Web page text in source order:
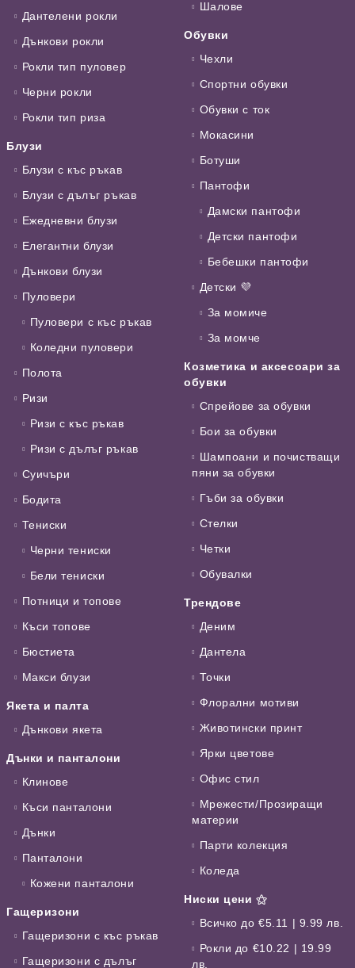
Дантелени рокли
Дънкови рокли
Рокли тип пуловер
Черни рокли
Рокли тип риза
Блузи
Блузи с къс ръкав
Блузи с дълъг ръкав
Ежедневни блузи
Елегантни блузи
Дънкови блузи
Пуловери
Пуловери с къс ръкав
Коледни пуловери
Полота
Ризи
Ризи с къс ръкав
Ризи с дълъг ръкав
Суичъри
Бодита
Тениски
Черни тениски
Бели тениски
Потници и топове
Къси топове
Бюстиета
Макси блузи
Якета и палта
Дънкови якета
Дънки и панталони
Клинове
Къси панталони
Дънки
Панталони
Кожени панталони
Гащеризони
Гащеризони с къс ръкав
Гащеризони с дълъг
Шалове
Обувки
Чехли
Спортни обувки
Обувки с ток
Мокасини
Ботуши
Пантофи
Дамски пантофи
Детски пантофи
Бебешки пантофи
Детски 💜
За момиче
За момче
Козметика и аксесоари за
обувки
Спрейове за обувки
Бои за обувки
Шампоани и почистващи
пяни за обувки
Гъби за обувки
Стелки
Четки
Обувалки
Трендове
Деним
Дантела
Точки
Флорални мотиви
Животински принт
Ярки цветове
Офис стил
Мрежести/Прозиращи
материи
Парти колекция
Коледа
Ниски цени ⚝
Всичко до €5.11 | 9.99 лв.
Рокли до €10.22 | 19.99
лв.